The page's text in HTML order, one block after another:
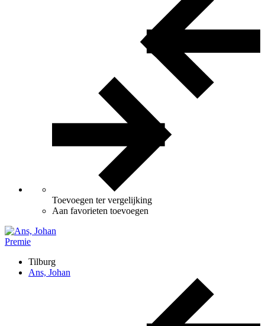
Toevoegen ter vergelijking
Aan favorieten toevoegen
Premie
Tilburg
Ans, Johan